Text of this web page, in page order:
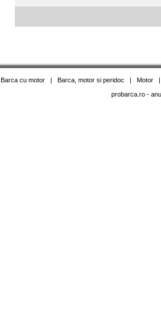
Barca cu motor| Barca, motor si peridoc | Motor
probarca.ro-